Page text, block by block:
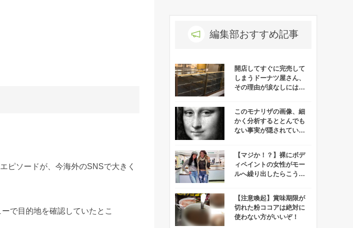
ピソードが、今海外のSNSで大きく
で目的地を確認していたとこ
編集部おすすめ記事
開店してすぐに完売して
しまうドーナツ屋さん、
その理由が涙なしには聞
このモナリザの画像、細
かく分析するととんでも
ない事実が隠されている
【マジか！？】裸にボデ
ィペイントの女性がモー
ルへ繰り出したらこうな
【注意喚起】賞味期限が
切れた粉ココアは絶対に
使わない方がいいぞ！